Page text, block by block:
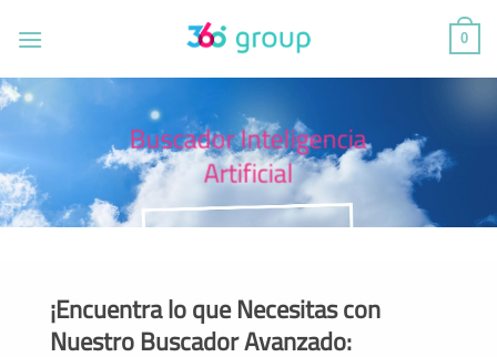
0
Buscador Inteligencia
Artificial
¡Encuentra lo que Necesitas con
Nuestro Buscador Avanzado: